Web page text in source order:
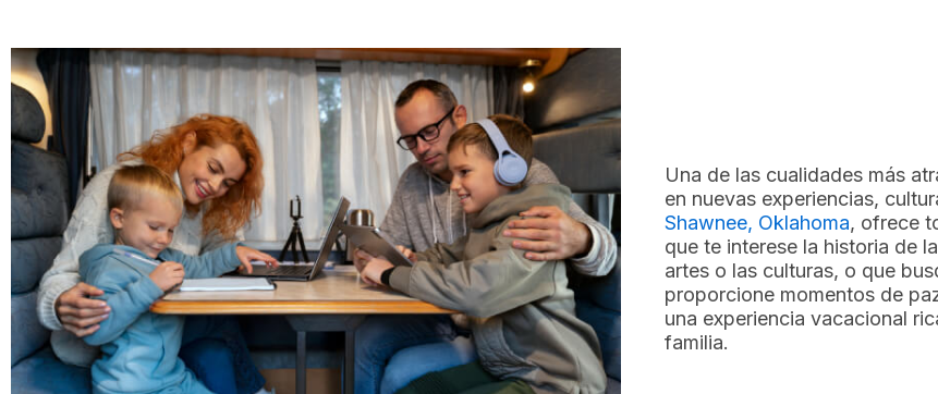
Una de las cualidades más
en nuevas experiencias,
Shawnee, Oklahoma, ofrece
que te interese la historia de
artes o las culturas, o que
proporcione momentos de
una experiencia vacacional
familia.